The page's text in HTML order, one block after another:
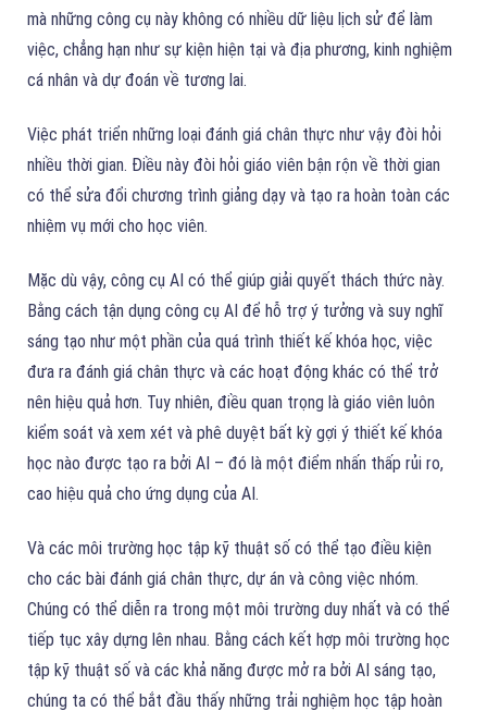
mà những công cụ này không có nhiều dữ liệu lịch sử để làm
việc, chẳng hạn như sự kiện hiện tại và địa phương, kinh nghiệm
cá nhân và dự đoán về tương lai.
Việc phát triển những loại đánh giá chân thực như vậy đòi hỏi
nhiều thời gian. Điều này đòi hỏi giáo viên bận rộn về thời gian
có thể sửa đổi chương trình giảng dạy và tạo ra hoàn toàn các
nhiệm vụ mới cho học viên.
Mặc dù vậy, công cụ AI có thể giúp giải quyết thách thức này.
Bằng cách tận dụng công cụ AI để hỗ trợ ý tưởng và suy nghĩ
sáng tạo như một phần của quá trình thiết kế khóa học, việc
đưa ra đánh giá chân thực và các hoạt động khác có thể trở
nên hiệu quả hơn. Tuy nhiên, điều quan trọng là giáo viên luôn
kiểm soát và xem xét và phê duyệt bất kỳ gợi ý thiết kế khóa
học nào được tạo ra bởi AI – đó là một điểm nhấn thấp rủi ro,
cao hiệu quả cho ứng dụng của AI.
Và các môi trường học tập kỹ thuật số có thể tạo điều kiện
cho các bài đánh giá chân thực, dự án và công việc nhóm.
Chúng có thể diễn ra trong một môi trường duy nhất và có thể
tiếp tục xây dựng lên nhau. Bằng cách kết hợp môi trường học
tập kỹ thuật số và các khả năng được mở ra bởi AI sáng tạo,
chúng ta có thể bắt đầu thấy những trải nghiệm học tập hoàn